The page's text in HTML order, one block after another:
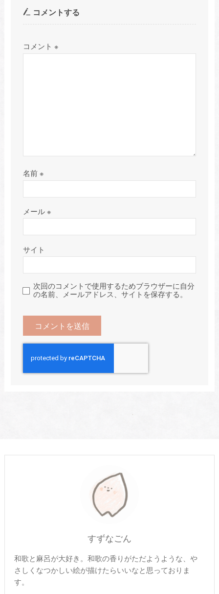
コメントする
コメント ※
名前※
メール※
サイト
次回のコメントで使用するためブラウザーに自分
の名前、メールアドレス、サイトを保存する。
すずなごん
和歌と麻呂が大好き。和歌の香りがただようような、や
さしくなつかしい絵が描けたらいいなと思っておりま
す。